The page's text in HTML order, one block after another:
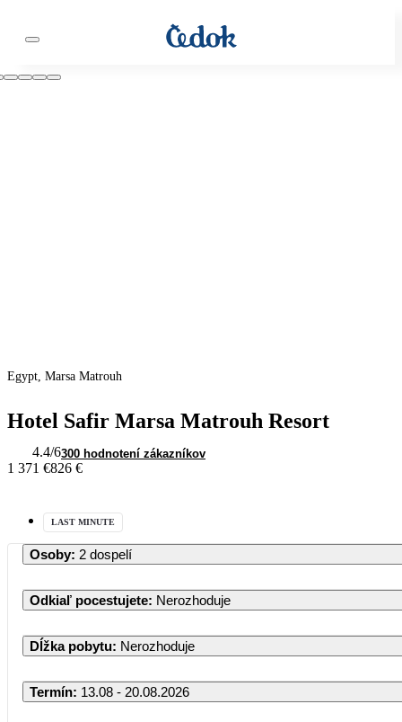
Egypt, Marsa Matrouh
Hotel Safir Marsa Matrouh Resort
4.4/6300 hodnotení zákazníkov
1 371 €826 €
LAST MINUTE
Osoby: 2 dospelí
Odkiaľ pocestujete: Nerozhoduje
Dĺžka pobytu: Nerozhoduje
Termín: 13.08 - 20.08.2026